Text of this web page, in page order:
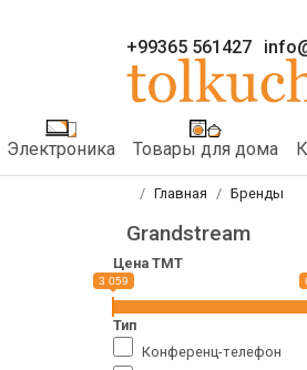
+99365 561427
Электроника Товары для дома
Главная Бренды
Grandstream
Цена TMT
3 059
Тип
Конференц-телефон